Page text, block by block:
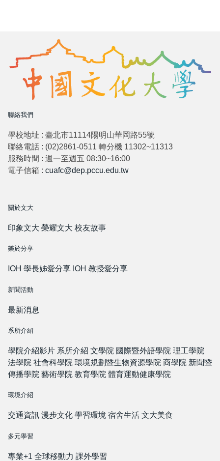
聯絡我們
學校地址 : 臺北市11114陽明山華岡路55號
聯絡電話 : (02)2861-0511 轉分機 11302~11313
服務時間 : 週一至週五 08:30~16:00
電子信箱 : cuafc@dep.pccu.edu.tw
關於文大
印象文大 榮耀文大 校友故事
樂於分享
IOH 學長姊愛分享 IOH 教授愛分享
新聞活動
最新消息
系所介紹
學院介紹影片 系所介紹 文學院 國際暨外語學院 理工學院
法學院 社會科學院 環境規劃暨生物資源學院 商學院 新聞暨
傳播學院 藝術學院 教育學院 體育運動健康學院
環境介紹
交通資訊 漫步文化 學習環境 宿舍生活 文大美食
多元學習
專業+1 全球移動力 課外學習